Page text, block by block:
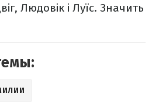
Людовік і Луїс. Значить